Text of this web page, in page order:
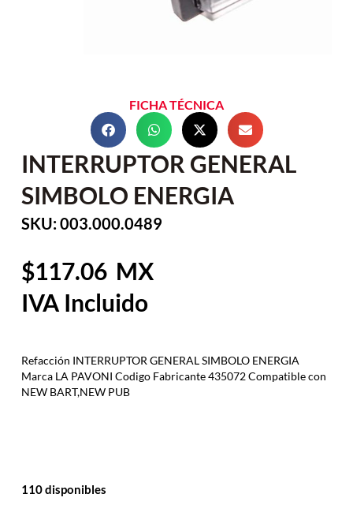
FICHA TÉCNICA
INTERRUPTOR GENERAL
SIMBOLO ENERGIA
SKU: 003.000.0489
117.06
Refacción INTERRUPTOR GENERAL SIMBOLO ENERGIA
Marca LA PAVONI Codigo Fabricante 435072 Compatible con
NEW BART,NEW PUB
110 disponibles